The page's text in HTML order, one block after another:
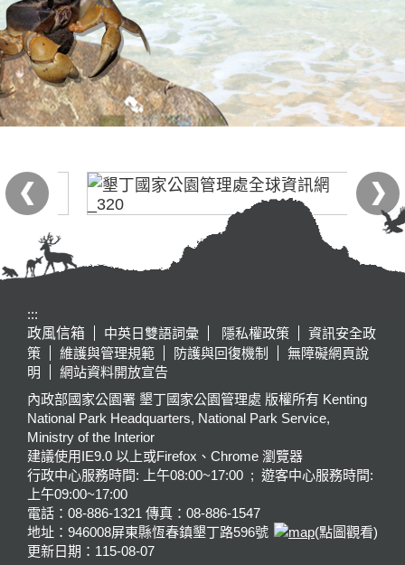
:::
政風信箱
中英日雙語詞彙 隱私權政策
資訊安全政
策
維護與管理規範 防護與回復機制
無障礙網頁說
明
網站資料開放宣告
內政部國家公園署 墾丁國家公園管理處 版權所有 Kenting
National Park Headquarters, National Park Service,
Ministry of the Interior
建議使用IE9.0 以上或Firefox、Chrome 瀏覽器
行政中心服務時間: 上午08:00~17:00 ; 遊客中心服務時間:
上午09:00~17:00
電話：08-886-1321 傳真：08-886-1547
地址：946008屏東縣恆春鎮墾丁路596號
(點圖觀看)
更新日期： 115-08-07